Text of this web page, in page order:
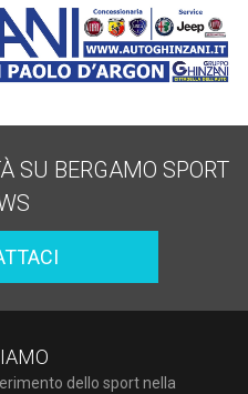
SU BERGAMO SPORT
dello sport nella